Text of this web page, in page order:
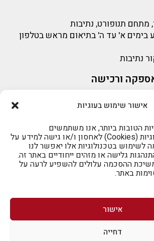
אישור שימוש בעוגיות
הטובות ביותר, אנו משתמשים
בטכנולוגיות כמו עוגיות (Cookies) לאחסון ו/או גישה למידע על
לשימוש בטכנולוגיות אלו יאפשר לנו
גלישה או מזהים ייחודיים באתר זה.
ההסכמה עלולים להשפיע לרעה על
באתר.
אישור
דחייה
להזמנות 073-2002666
מתחם תנופורט, נתיבות
בימים א' עד ה' בתיאום מראש בטלפון
נתיבות
ורכישה
לפנות למייל:
sigal@home-decor.co.il
פניות לפני רכישה – ניתן לפנות למייל: omer@home-